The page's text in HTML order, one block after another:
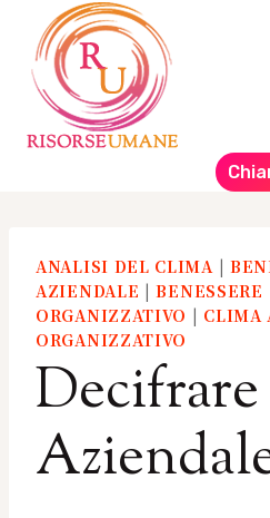
Salta
contenuto
ANALISI DEL CLIMA |
AZIENDALE |BENESSERE
ORGANIZZATIVO | CLIMA
ORGANIZZATIVO